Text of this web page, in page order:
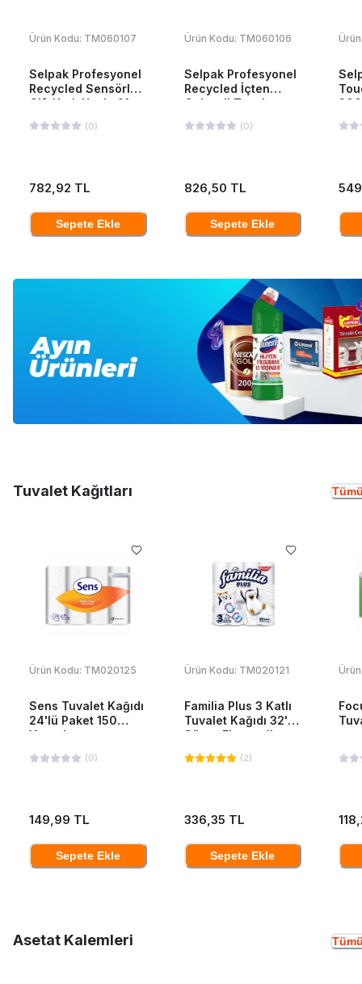
Ürün Kodu: TM060107
Selpak Profesyonel
Recycled Sensörlü
Çift Katlı Havlu 21
(0)
782,92 TL
Sepete Ekle
Ürün Kodu: TM060106
Selpak Profesyonel
Recycled İçten
Çekmeli Tuvalet
(0)
826,50 TL
Sepete Ekle
Tuvalet Kağıtları
Ürün Kodu: TM020125
Sens Tuvalet Kağıdı
24'lü Paket 150
Yaprak
(0)
149,99 TL
Sepete Ekle
Ürün Kodu: TM020121
Familia Plus 3 Katlı
Tuvalet Kağıdı 32'li
Süper Ekonomik
(2)
336,35 TL
Sepete Ekle
Asetat Kalemleri